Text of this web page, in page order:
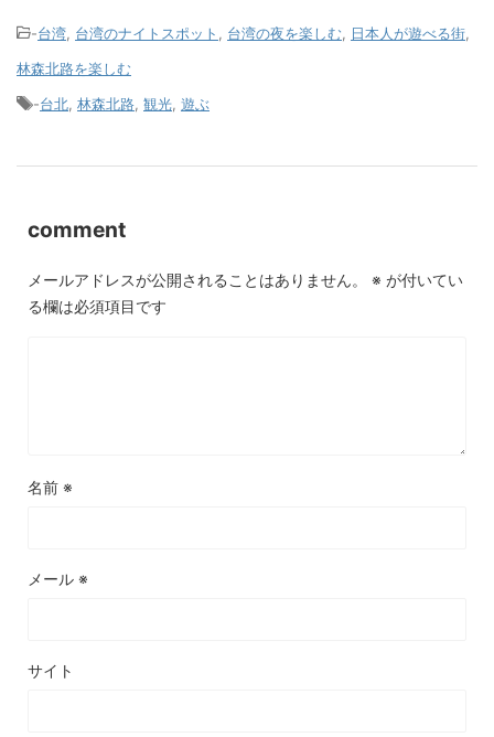
-台湾 台湾のナイトスポット 台湾の夜を楽しむ 日本人が遊べる街
林森北路を楽しむ
-台北 林森北路 観光 遊ぶ
comment
メールアドレスが公開されることはありません。 ※ が付いてい
る欄は必須項目です
名前 ※
メール ※
サイト